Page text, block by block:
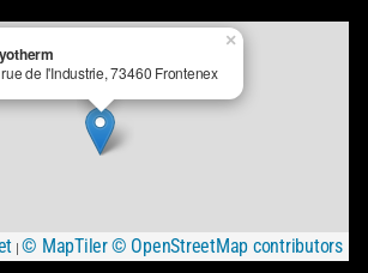
de l'Industrie, 73460 Frontenex
×
|© MapTiler© OpenStreetMap contributors